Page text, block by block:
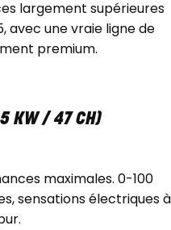
largement supérieures
avec une vraie ligne de
premium.
KW / 47 CH)
maximales. 0-100
sensations électriques à